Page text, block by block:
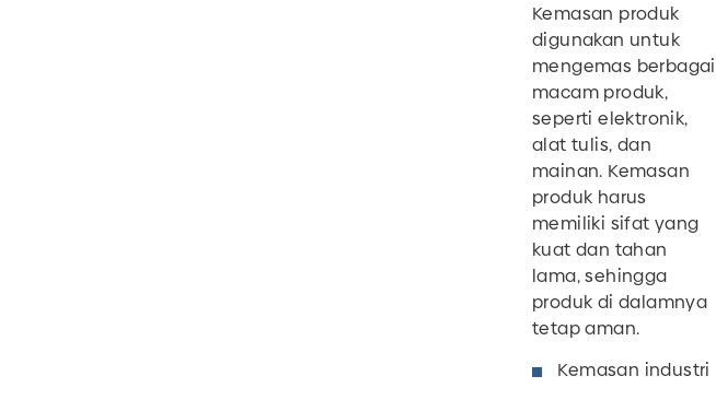
Kemasan produk
digunakan untuk
mengemas berbagai
macam produk,
seperti elektronik,
alat tulis, dan
mainan. Kemasan
produk harus
memiliki sifat yang
kuat dan tahan
lama, sehingga
produk di dalamnya
tetap aman.
Kemasan industri